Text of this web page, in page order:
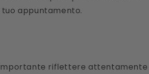
appuntamento.
importante riflettere attentamente